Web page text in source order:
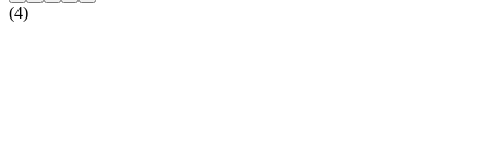
(4)